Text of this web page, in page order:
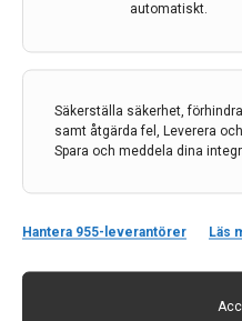
automatiskt.
Säkerställa säkerhet,
samt åtgärda fel, Leverera
Spara och meddela dina
Hantera 955-leverantörer Läs
Snillen på Swemodis-